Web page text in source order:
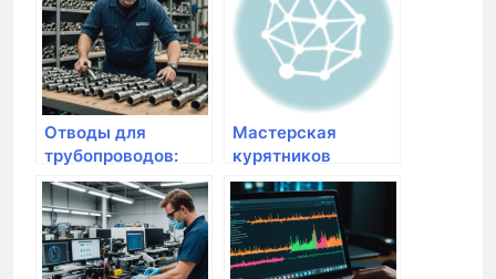
достойных
моделей
Безопасность и
Качество услуг
Отводы для
трубопроводов:
широкий
ассортимент и
надежные
поставки
Мастерская
курятников